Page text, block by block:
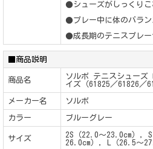
●シューズがしっくりこ
●プレー中に体のバラン
●成長期のテニスプレー
■商品説明
商品名
ソルボ テニスシューズ
イズ（61825／61826／
メーカー名 ソルボ
カラー ブルーグレー
サイズ
2S（22.0～23.0cm）,
26.0cm）, L（26.5～